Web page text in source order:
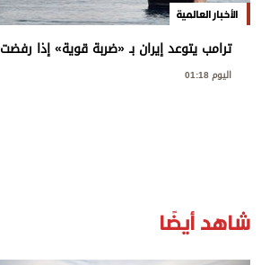
الأخبار العالمية
ترامب يتوعد إيران بـ «ضربة قوية» إذا رفضت
إعادة فتح «هرمز»
اليوم 01:18
شاهد أيضًا